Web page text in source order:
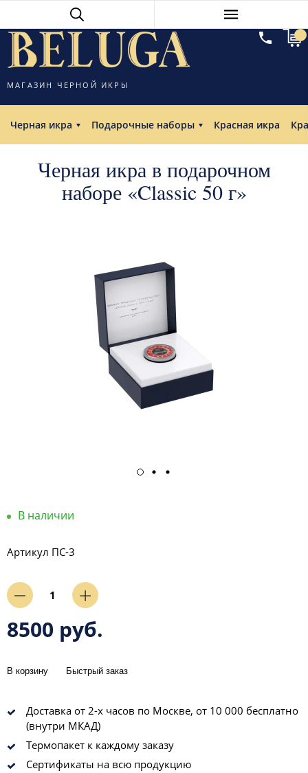
МАГАЗИН ЧЕРНОЙ ИКРЫ
Черная икра Подарочные наборы Красная икра
Черная икра в подарочном
наборе «Classic 50 г»
В наличии
Артикул ПС-3
8500 руб.
В корзину Быстрый заказ
Доставка от 2-х часов по Москве, от 10 000 бесплатно
(внутри МКАД)
Термопакет к каждому заказу
Сертификаты на всю продукцию